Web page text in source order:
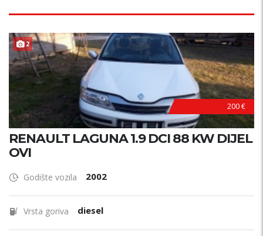
2
200 €
RENAULT LAGUNA 1.9 DCI 88 KW DIJEL
OVI
Godište vozila 2002
Vrsta goriva diesel